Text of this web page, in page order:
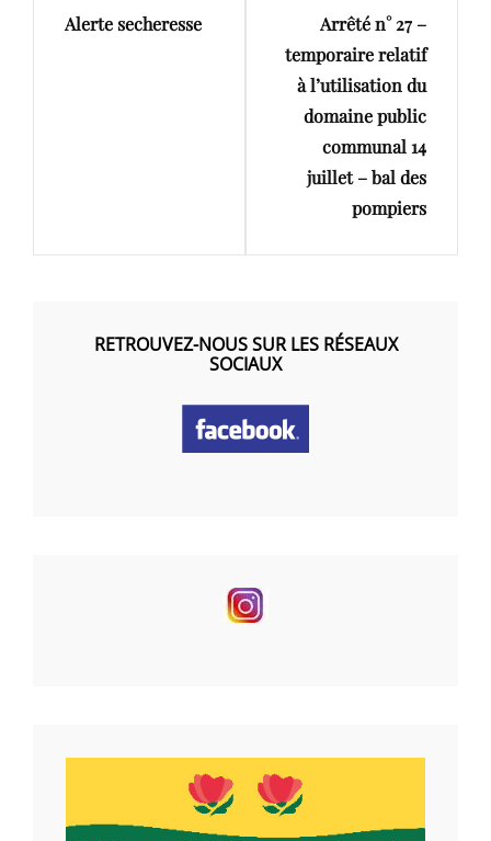
l’article
Post
Alerte secheresse
Arrêté n° 27 –
temporaire relatif
à l’utilisation du
domaine public
communal 14
juillet – bal des
pompiers
RETROUVEZ-NOUS SUR LES RÉSEAUX
SOCIAUX